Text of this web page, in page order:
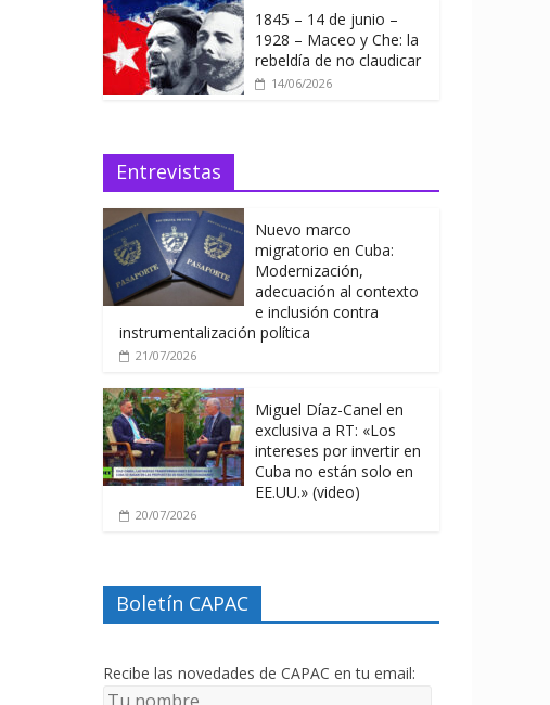
1845 – 14 de junio –
1928 – Maceo y Che: la
rebeldía de no claudicar
14/06/2026
Entrevistas
Nuevo marco
migratorio en Cuba:
Modernización,
adecuación al contexto
e inclusión contra
instrumentalización política
21/07/2026
Miguel Díaz-Canel en
exclusiva a RT: «Los
intereses por invertir en
Cuba no están solo en
EE.UU.» (video)
20/07/2026
Boletín CAPAC
Recibe las novedades de CAPAC en tu email: